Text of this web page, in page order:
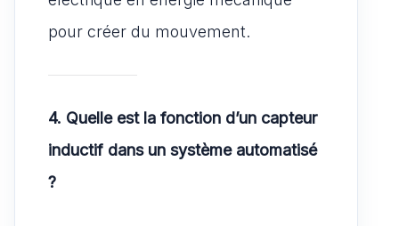
pour créer du mouvement.
4. Quelle est la fonction d’un capteur
inductif dans un système automatisé
?